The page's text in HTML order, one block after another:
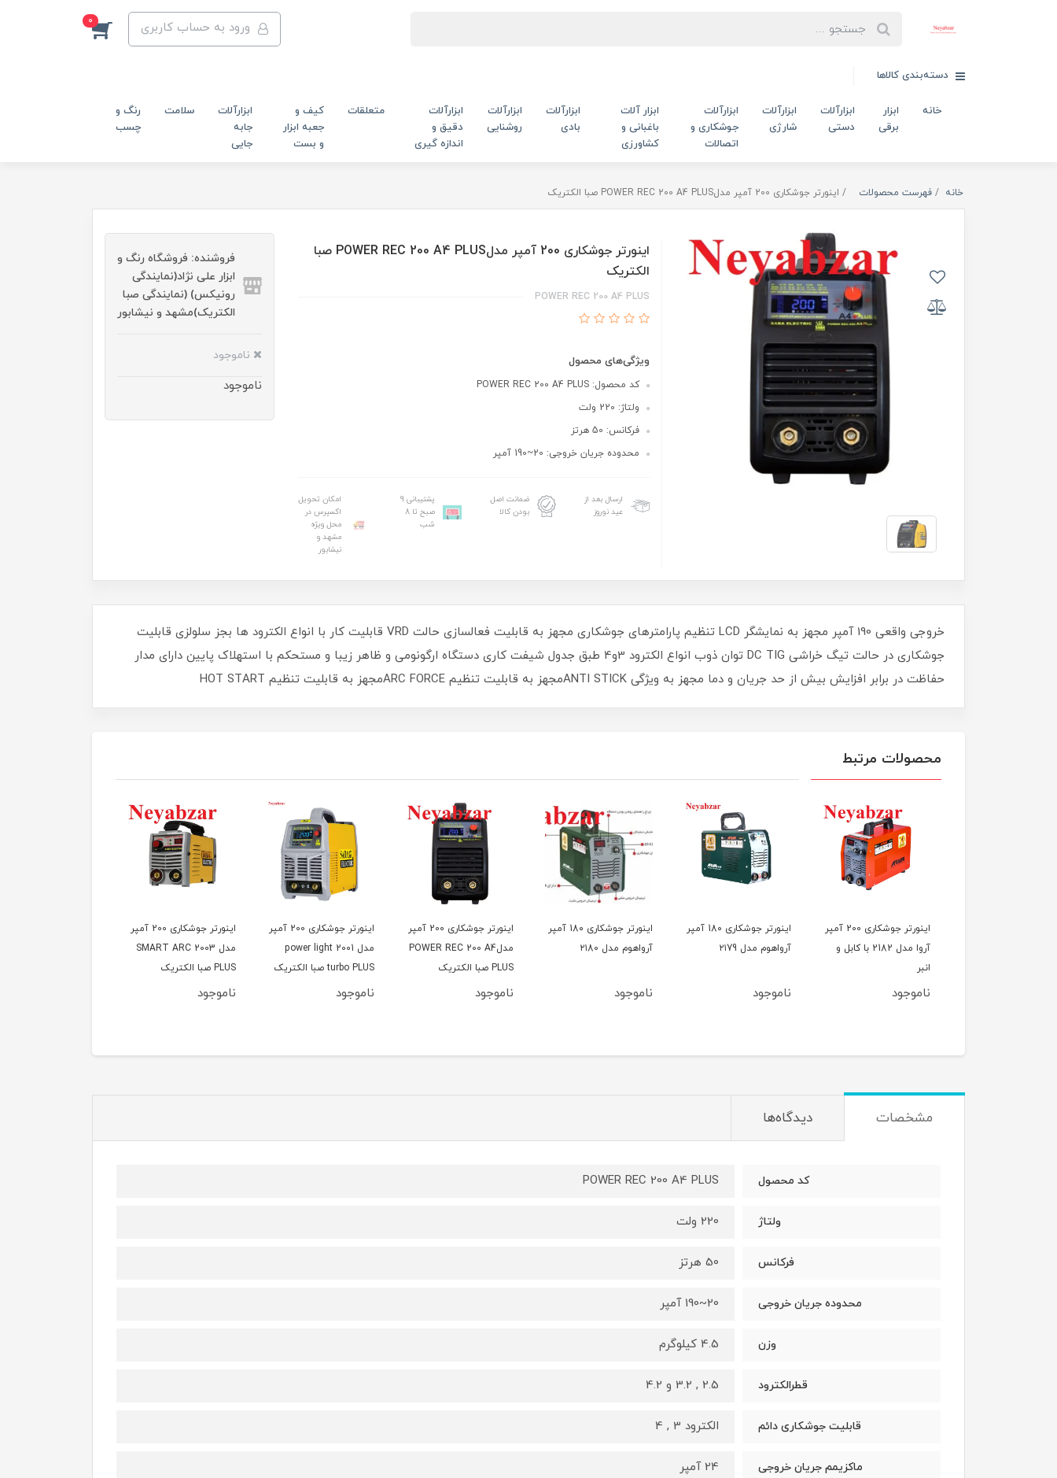
ورود به حساب کاربری 0
دسته‌بندی کالاها
خانه
ابزار
برقی
ابزارآلات
دستی
ابزارآلات
شارژی
ابزارآلات
جوشکاری و
اتصالات
ابزار آلات
باغبانی و
کشاورزی
ابزارآلات
بادی
ابزارآلات
روشنایی
ابزارآلات
دقیق و
اندازه گیری
متعلقات
کیف و
جعبه ابزار
و بست
ابزارآلات
جابه
جایی
سلامت
رنگ و
چسب
خانه فهرست محصولات اینورتر جوشکاری 200 آمپر مدلPOWER REC 200 A4 PLUS صبا الکتریک
اینورتر جوشکاری 200 آمپر مدلPOWER REC 200 A4 PLUS صبا
الکتریک
POWER REC 200 A4 PLUS
ویژگی‌های محصول
کد محصول: POWER REC 200 A4 PLUS
ولتاژ: 220 ولت
فرکانس: 50 هرتز
محدوده جریان خروجی: 20~190 آمپر
ارسال بعد از
عید نوروز
ضمانت اصل
بودن کالا
پشتیبانی 9
صبح تا 8
شب
امکان تحویل
اکسپرس در
محل ویژه
مشهد و
نیشابور
فروشنده: فروشگاه رنگ و
ابزار علی نژاد(نمایندگی
رونیکس) (نمایندگی صبا
الکتریک)مشهد و نیشابور
ناموجود
ناموجود
خروجی واقعی 190 آمپر مجهز به نمایشگر LCD تنظیم پارامترهای جوشکاری مجهز به قابلیت فعالسازی حالت VRD قابلیت کار با انواع الکترود ها بجز سلولزی قابلیت
جوشکاری در حالت تیگ خراشی DC TIG توان ذوب انواع الکترود 3و4 طبق جدول شیفت کاری دستگاه ارگونومی و ظاهر زیبا و مستحکم با استهلاک پایین دارای مدار
حفاظت در برابر افزایش بیش از حد جریان و دما مجهز به ویژگی ANTI STICKمجهز به قابلیت تنظیم ARC FORCEمجهز به قابلیت تنظیم HOT START
محصولات مرتبط
اینورتر جوشکاری 200 آمپر
آروا مدل 2182 با کابل و
انبر
ناموجود
اینورتر جوشکاری 18۰ آمپر
آرواهوم مدل ۲۱79
ناموجود
اینورتر جوشکاری 18۰ آمپر
آرواهوم مدل ۲۱80
ناموجود
اینورتر جوشکاری 200 آمپر
مدلPOWER REC 200 A4
PLUS صبا الکتریک
ناموجود
اینورتر جوشکاری 200 آمپر
مدل power light 2001
turbo PLUS صبا الکتریک
ناموجود
اینورتر جوشکاری 200 آمپر
مدل SMART ARC 2003
PLUS صبا الکتریک
ناموجود
مشخصات دیدگاه‌ها
کد محصول POWER REC 200 A4 PLUS
ولتاژ 220 ولت
فرکانس 50 هرتز
محدوده جریان خروجی 20~190 آمپر
وزن 4.5 کیلوگرم
قطرالکترود 2.5 , 3.2 و 4.2
قابلیت جوشکاری دائم الکترود 3 , 4
ماکزیمم جریان خروجی 24 آمپر